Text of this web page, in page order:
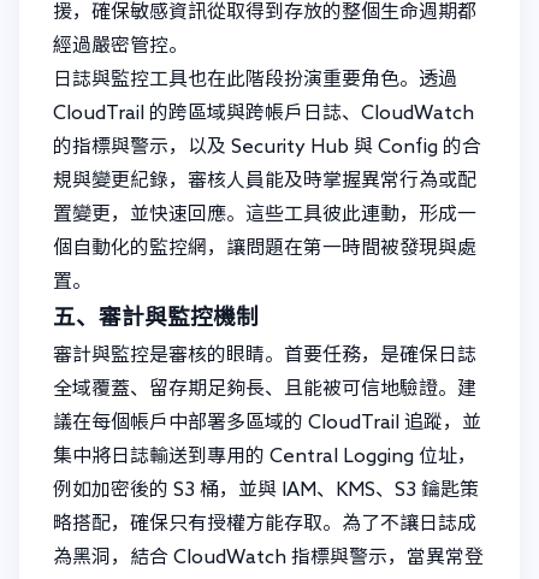
援，確保敏感資訊從取得到存放的整個生命週期都
經過嚴密管控。
日誌與監控工具也在此階段扮演重要角色。透過
CloudTrail 的跨區域與跨帳戶日誌、CloudWatch
的指標與警示，以及 Security Hub 與 Config 的合
規與變更紀錄，審核人員能及時掌握異常行為或配
置變更，並快速回應。這些工具彼此連動，形成一
個自動化的監控網，讓問題在第一時間被發現與處
置。
五、審計與監控機制
審計與監控是審核的眼睛。首要任務，是確保日誌
全域覆蓋、留存期足夠長、且能被可信地驗證。建
議在每個帳戶中部署多區域的 CloudTrail 追蹤，並
集中將日誌輸送到專用的 Central Logging 位址，
例如加密後的 S3 桶，並與 IAM、KMS、S3 鑰匙策
略搭配，確保只有授權方能存取。為了不讓日誌成
為黑洞，結合 CloudWatch 指標與警示，當異常登